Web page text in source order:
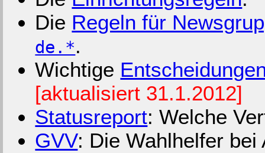
Die Regeln für
de.*.
Wichtige
[aktualisiert 31.1.2012]
Statusreport: Welche
GVV: Die Wahlhelfer bei